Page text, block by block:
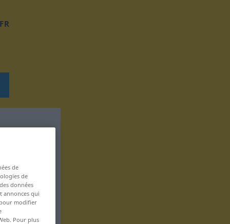
FR
de
de
données
annonces qui
modifier
Pour plus